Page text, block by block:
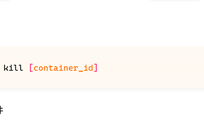
kill [container_id]